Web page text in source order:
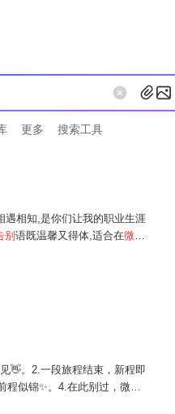
更多 搜索工具
遇相知,是你们让我的职业生涯
别 语既温馨又得体,适合在微信
👋。2.一段旅程结束，新程即
似锦✨。4.在此别过，微信
恩有你们陪伴🙏。6.微信群